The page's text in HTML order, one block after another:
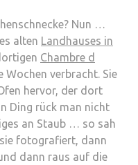
Nun …
alten Landhauses in
Chambre d
Wochen verbracht. Sie
hervor, der dort
Ding rück man nicht
an Staub … so sah
sie fotografiert, dann
dann raus auf die